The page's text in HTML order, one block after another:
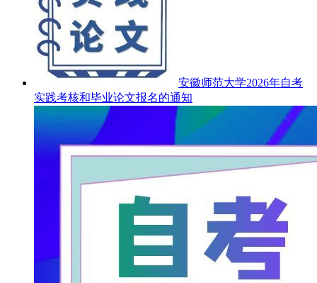
安徽师范大学2026年自考
实践考核和毕业论文报名的通知